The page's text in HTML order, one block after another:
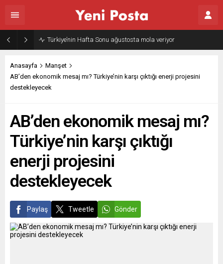
Türkiye’nin Hafta Sonu ağustosta mola veriyor
Anasayfa
Manşet
AB’den ekonomik mesaj mı? Türkiye’nin karşı çıktığı enerji projesini
destekleyecek
AB’den ekonomik mesaj mı?
Türkiye’nin karşı çıktığı
enerji projesini
destekleyecek
Paylaş Tweetle Gönder